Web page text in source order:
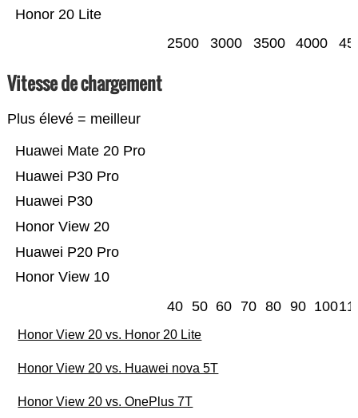
Honor 20 Lite
2500 3000 3500 4000
Vitesse de chargement
Plus élevé = meilleur
Honor View 10
Huawei P20 Pro
Honor View 20
Huawei P30
Huawei P30 Pro
Huawei Mate 20 Pro
40 50 60 70 80 90 100
Honor View 20 vs. Honor 20 Lite
Honor View 20 vs. Huawei nova 5T
Honor View 20 vs. OnePlus 7T